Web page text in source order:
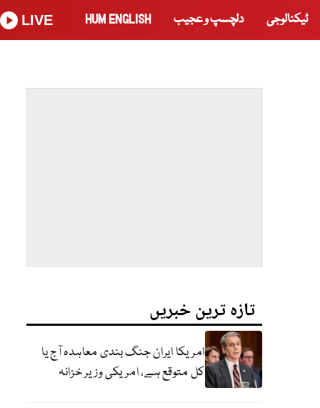
ٹیکنالوجی دلچسپ و عجیب HUM ENGLISH
LIVE
تازہ ترین خبریں
امریکا ایران جنگ بندی معاہدہ آج یا
کل متوقع ہے، امریکی وزیر خزانہ